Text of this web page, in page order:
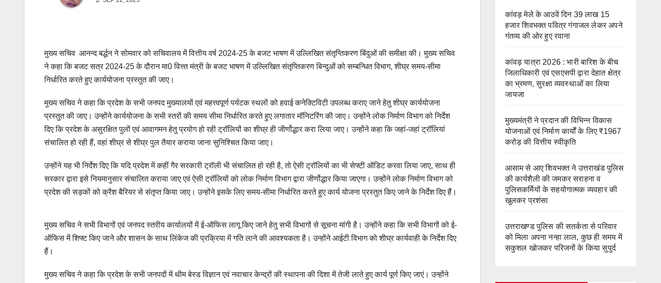
मुख्य सचिव आनन्द बर्द्धन ने सोमवार को सचिवालय में वित्तीय वर्ष 2024-25 के बजट भाषण में उल्लिखित संतृप्तिकरण बिंदुओं की समीक्षा की। मुख्य सचिव
ने कहा कि बजट सत्र 2024-25 के दौरान मा0 वित्त्त मंत्री के बजट भाषण में उल्लिखित संतृप्तिकरण बिन्दुओं को सम्बन्धित विभाग, शीघ्र समय-सीमा
निर्धारित करते हुए कार्ययोजना प्रस्तुत की जाए।
मुख्य सचिव ने कहा कि प्रदेश के सभी जनपद मुख्यालयों एवं महत्त्वपूर्ण पर्यटक स्थलों को हवाई कनेक्टिविटी उपलब्ध कराए जाने हेतु शीघ्र कार्ययोजना
प्रस्तुत की जाए। उन्होंने कार्ययोजना के सभी स्तरों की समय सीमा निर्धारित करते हुए लगातार मॉनिटरिंग की जाए। उन्होंने लोक निर्माण विभाग को निर्देश
दिए कि प्रदेश के असुरक्षित पुलों एवं आवागमन हेतु प्रयोग हो रही ट्रॉलियों का शीघ्र ही जीर्णोद्धार करा लिया जाए। उन्होंने कहा कि जहां-जहां ट्रॉलियां
संचालित हो रही हैं, वहां शीघ्र से शीघ्र पुल तैयार कराया जाना सुनिश्चित किया जाए।
उन्होंने यह भी निर्देश दिए कि यदि प्रदेश में कहीं गैर सरकारी ट्रॉली भी संचालित हो रही है, तो ऐसी ट्रॉलियों का भी सेफ्टी ऑडिट करवा लिया जाए, साथ ही
सरकार द्वारा इसे नियमानुसार संचालित कराया जाए एवं ऐसी ट्रॉलियों को लोक निर्माण विभाग द्वारा जीर्णोद्धार किया जाएगा। उन्होंने लोक निर्माण विभाग को
प्रदेश की सड़कों को क्रैश बैरियर से संतृप्त किया जाए। उन्होंने इसके लिए समय-सीमा निर्धारित करते हुए कार्य योजना प्रस्तुत किए जाने के निर्देश दिए हैं।
मुख्य सचिव ने सभी विभागों एवं जनपद स्तरीय कार्यालयों में ई-ऑफिस लागू किए जाने हेतु सभी विभागों से सूचना मांगी है। उन्होंने कहा कि सभी विभागों को ई-
ऑफिस में शिफ्ट किए जाने और शासन के साथ लिंकेज की प्रक्रिया में गति लाने की आवश्यकता है। उन्होंने आईटी विभाग को शीघ्र कार्यवाही के निर्देश दिए
हैं।
मुख्य सचिव ने कहा कि प्रदेश के सभी जनपदों में थीम बेस्ड विज्ञान एवं नवाचार केन्द्रों की स्थापना की दिशा में तेजी लाते हुए कार्य पूर्ण किए जाएं। उन्होंने
कांवड़ मेले के आठवें दिन 39 लाख 15
हजार शिवभक्त पवित्र गंगाजल लेकर अपने
गंतव्य की ओर हुए रवाना
कांवड़ यात्रा 2026 : भारी बारिश के बीच
जिलाधिकारी एवं एसएसपी द्वारा देहात क्षेत्र
का भ्रमण, सुरक्षा व्यवस्थाओं का लिया
जायजा
मुख्यमंत्री ने प्रदान की विभिन्न विकास
योजनाओं एवं निर्माण कार्यों के लिए ₹1967
करोड़ की वित्तीय स्वीकृति
आसाम से आए शिवभक्त ने उत्तराखंड पुलिस
की कार्यशैली की जमकर सराहना व
पुलिसकर्मियों के सहयोगात्मक व्यवहार की
खुलकर प्रशंसा
उत्तराखण्ड पुलिस की सतर्कता से परिवार
को मिला अपना नन्हा लाल, कुछ ही समय में
सकुशल खोजकर परिजनों के किया सुपुर्द